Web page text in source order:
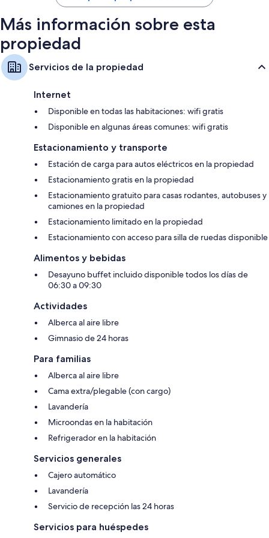
$122
Más información sobre esta
propiedad
Servicios de la propiedad
Internet
Disponible en todas las habitaciones: wifi gratis
Disponible en algunas áreas comunes: wifi gratis
Estacionamiento y transporte
Estación de carga para autos eléctricos en la propiedad
Estacionamiento gratis en la propiedad
Estacionamiento gratuito para casas rodantes, autobuses y
camiones en la propiedad
Estacionamiento limitado en la propiedad
Estacionamiento con acceso para silla de ruedas disponible
Alimentos y bebidas
Desayuno buffet incluido disponible todos los días de
06:30 a 09:30
Actividades
Alberca al aire libre
Gimnasio de 24 horas
Para familias
Alberca al aire libre
Cama extra/plegable (con cargo)
Lavandería
Microondas en la habitación
Refrigerador en la habitación
Servicios generales
Cajero automático
Lavandería
Servicio de recepción las 24 horas
Servicios para huéspedes